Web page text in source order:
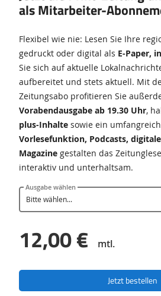
als Mitarbeiter-
Flexibel wie nie: Lesen Sie Ihre
gedruckt oder digital als E-Paper,
Sie sich auf aktuelle
aufbereitet und stets aktuell. Mit
Zeitungsabo profitieren Sie
Vorabendausgabe ab 19.30 Uhr,
plus-Inhalte sowie ein
Vorlesefunktion, Podcasts,
Magazine gestalten das
interaktiv und unterhaltsam.
Ausgabe wählen
12,00 € mtl.
Jetzt bestellen